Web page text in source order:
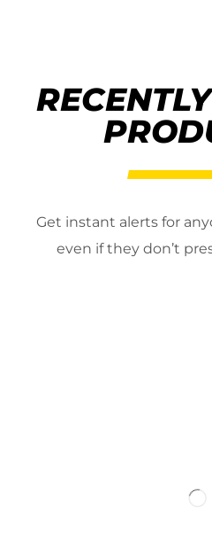
Get instant alerts for
even if they don’t